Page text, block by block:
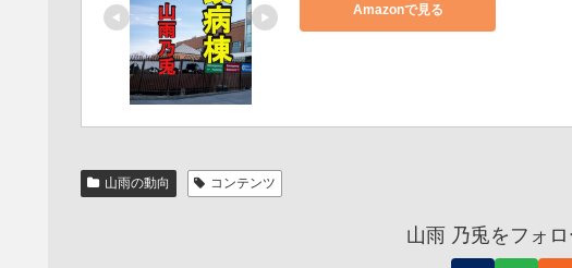
Amazonで見る
山雨の動向 コンテンツ
山雨 乃兎をフォ